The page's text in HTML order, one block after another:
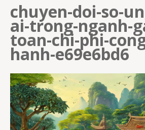
chuyen-doi-so-
ai-trong-nganh-
toan-chi-phi-
hanh-e69e6bd6